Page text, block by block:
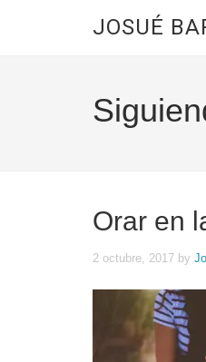
JOSUÉ
Orar en
2 octubre, 2017 by